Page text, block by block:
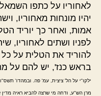
לאחוריו על כתפו
יהיו מונחות מאחוריו,
אמות, ואחר כך יוריד
לפניו ושתים לאחוריו,
להוריד את הטלית על
בראש כנז', יש להם על
ילקו"י על הל' ציצית, עמ' פה. ובמהדו'
מרן הש"ע, ודחה מי שרצה להביא ראיה מדין